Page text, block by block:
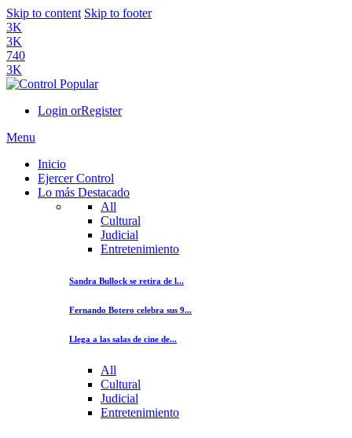
Skip to content Skip to footer
3K
3K
740
3K
Login orRegister
Menu
Inicio
Ejercer Control
Lo más Destacado
All
Cultural
Judicial
Entretenimiento
Sandra Bullock se retira de l...
Fernando Botero celebra sus 9...
Llega a las salas de cine de...
All
Cultural
Judicial
Entretenimiento